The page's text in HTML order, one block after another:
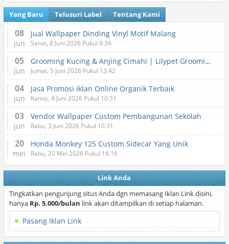
Yang Baru Telusuri Label Tentang Kami
08
jun
Jual Wallpaper Dinding Vinyl Motif Malang
Senin, 8 Juni 2026 Pukul 9.34
05
jun
Grooming Kucing & Anjing Cimahi | Lilypet Grooming & Pet Hotel
Jumat, 5 Juni 2026 Pukul 13.42
04
jun
Jasa Promosi Iklan Online Organik Terbaik
Kamis, 4 Juni 2026 Pukul 10.51
03
jun
Vendor Wallpaper Custom Pembangunan Sekolah
Rabu, 3 Juni 2026 Pukul 10.31
20
mei
Honda Monkey 125 Custom Sidecar Yang Unik
Rabu, 20 Mei 2026 Pukul 18.16
Link Anda
Tingkatkan pengunjung situs Anda dgn memasang Iklan Link disini,
hanya Rp. 5.000/bulan link akan ditampilkan di setiap halaman.
Pasang Iklan Link